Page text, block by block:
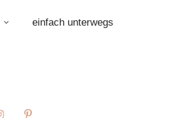
einfach unterwegs